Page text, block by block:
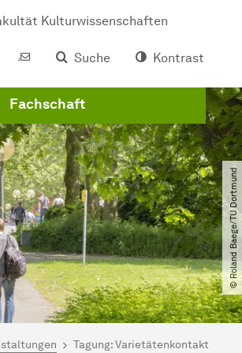
Kulturwissenschaften
Suche
Kontrast
Fachschaft
© Roland Baege​/​TU Dortmund
Tagung: Varietätenkontakt